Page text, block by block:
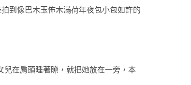
到像巴木玉佈木滿荷年夜包小包如許的
兒在肩頭睡著瞭，就把她放在一旁，本